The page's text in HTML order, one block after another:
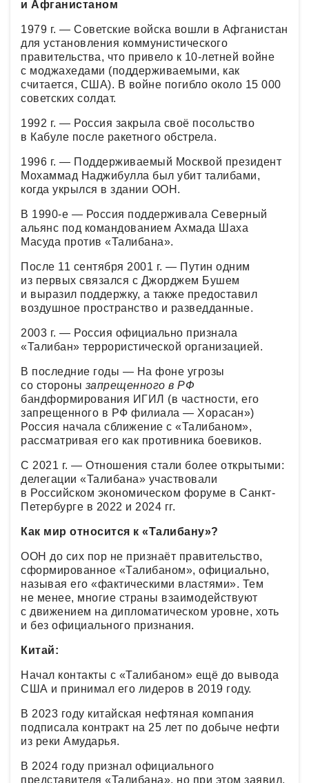
и Афганистаном
1979 г. — Советские войска вошли в Афганистан
для установления коммунистического
правительства, что привело к 10-летней войне
с моджахедами (поддерживаемыми, как
считается, США). В войне погибло около 15 000
советских солдат.
1992 г. — Россия закрыла своё посольство
в Кабуле после ракетного обстрела.
1996 г. — Поддерживаемый Москвой президент
Мохаммад Наджибулла был убит талибами,
когда укрылся в здании ООН.
В 1990-е — Россия поддерживала Северный
альянс под командованием Ахмада Шаха
Масуда против «Талибана».
После 11 сентября 2001 г. — Путин одним
из первых связался с Джорджем Бушем
и выразил поддержку, а также предоставил
воздушное пространство и разведданные.
2003 г. — Россия официально признала
«Талибан» террористической организацией.
В последние годы — На фоне угрозы
со стороны запрещенного в РФ
бандформирования ИГИЛ (в частности, его
запрещенного в РФ филиала — Хорасан»)
Россия начала сближение с «Талибаном»,
рассматривая его как противника боевиков.
С 2021 г. — Отношения стали более открытыми:
делегации «Талибана» участвовали
в Российском экономическом форуме в Санкт-
Петербурге в 2022 и 2024 гг.
Как мир относится к «Талибану»?
ООН до сих пор не признаёт правительство,
сформированное «Талибаном», официально,
называя его «фактическими властями». Тем
не менее, многие страны взаимодействуют
с движением на дипломатическом уровне, хоть
и без официального признания.
Китай:
Начал контакты с «Талибаном» ещё до вывода
США и принимал его лидеров в 2019 году.
В 2023 году китайская нефтяная компания
подписала контракт на 25 лет по добыче нефти
из реки Амударья.
В 2024 году признал официального
представителя «Талибана», но при этом заявил,